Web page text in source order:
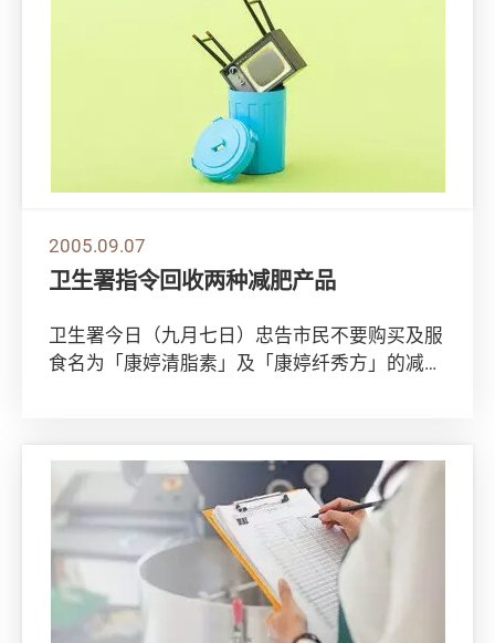
2005.09.07
卫生署指令回收两种减肥产品
卫生署今日（九月七日）忠告市民不要购买及服
食名为「康婷清脂素」及「康婷纤秀方」的减肥